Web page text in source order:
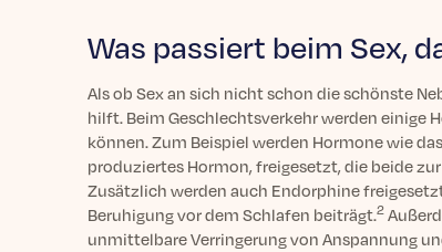
Was passiert beim Sex,
Als ob Sex an sich nicht schon die schönste
hilft. Beim Geschlechtsverkehr werden einige
können. Zum Beispiel werden Hormone wie
produziertes Hormon, freigesetzt, die beide
Zusätzlich werden auch Endorphine
Beruhigung vor dem Schlafen beiträgt.2
unmittelbare Verringerung von Anspannung